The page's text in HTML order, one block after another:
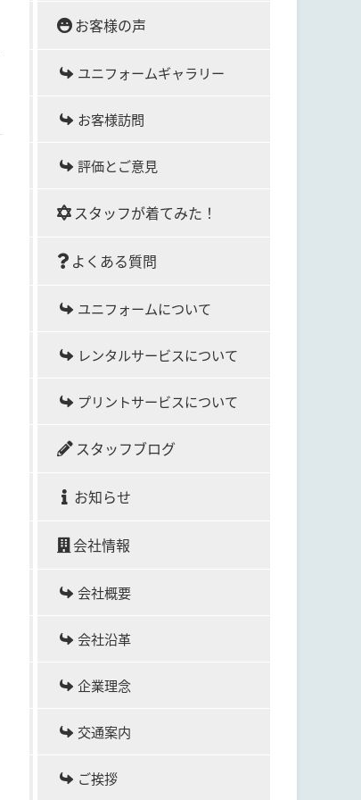
お客様の声
ユニフォームギャラリー
お客様訪問
評価とご意見
スタッフが着てみた！
よくある質問
ユニフォームについて
レンタルサービスについて
プリントサービスについて
スタッフブログ
お知らせ
会社情報
会社概要
会社沿革
企業理念
交通案内
ご挨拶